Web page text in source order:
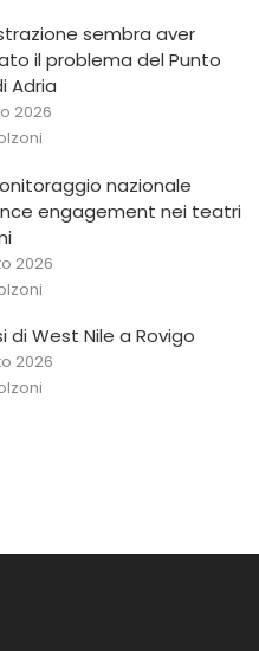
sembra aver
il problema del Punto
Adria
2026
nazionale
engagement nei teatri
2026
di West Nile a Rovigo
2026